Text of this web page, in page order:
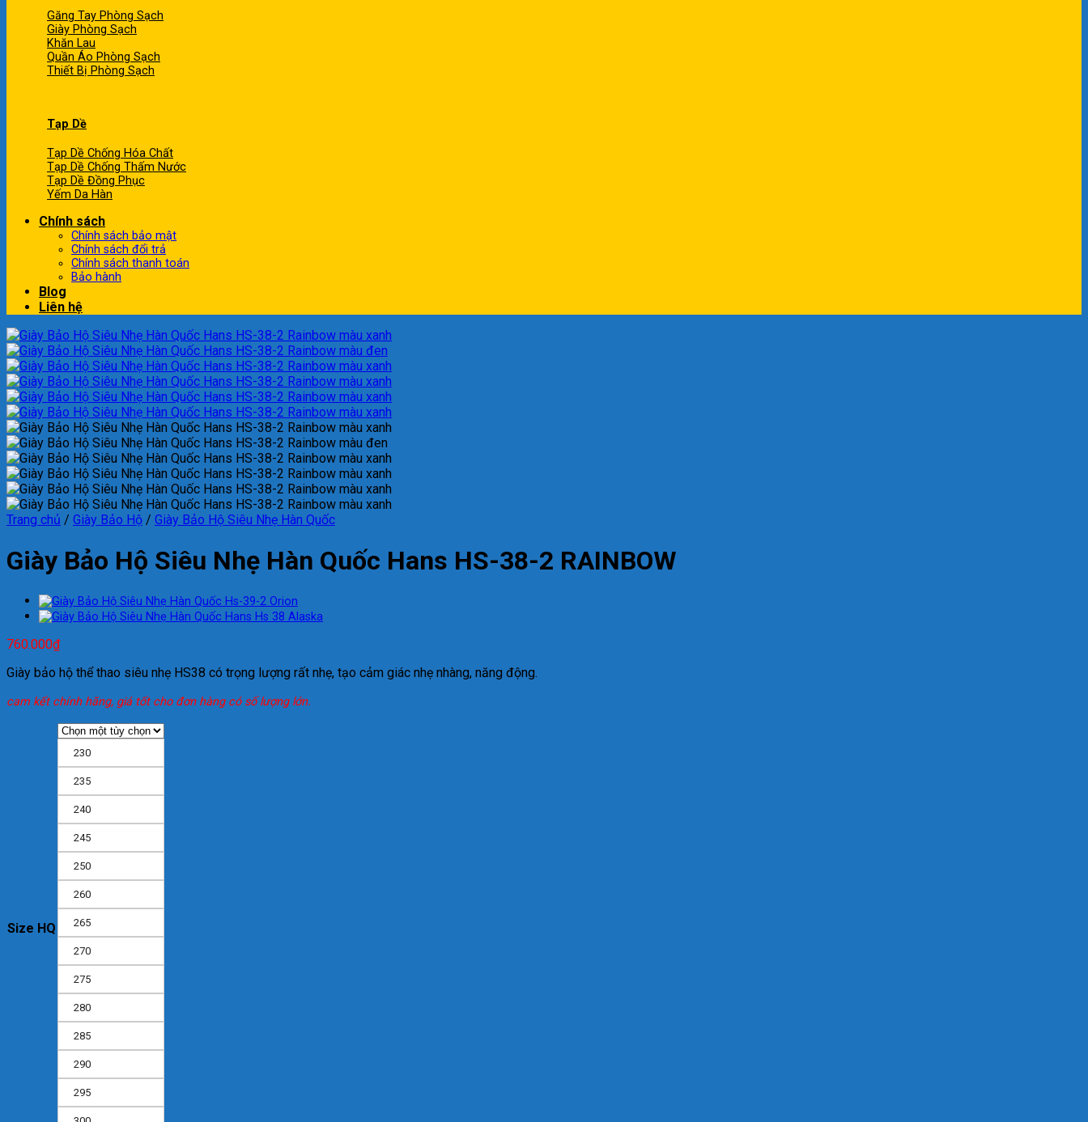
Găng Tay Phòng Sạch
Giày Phòng Sạch
Khăn Lau
Quần Áo Phòng Sạch
Thiết Bị Phòng Sạch
Tạp Dề
Tạp Dề Chống Hóa Chất
Tạp Dề Chống Thấm Nước
Tạp Dề Đồng Phục
Yếm Da Hàn
Chính sách
Chính sách bảo mật
Chính sách đổi trả
Chính sách thanh toán
Bảo hành
Blog
Liên hệ
Trang chủ / Giày Bảo Hộ / Giày Bảo Hộ Siêu Nhẹ Hàn Quốc
Giày Bảo Hộ Siêu Nhẹ Hàn Quốc Hans HS-38-2 RAINBOW
760.000₫
Giày bảo hộ thể thao siêu nhẹ HS38 có trọng lượng rất nhẹ, tạo cảm giác nhẹ nhàng, năng động.
cam kết chính hãng, giá tốt cho đơn hàng có số lượng lớn.
Size HQ
230
235
240
245
250
260
265
270
275
280
285
290
295